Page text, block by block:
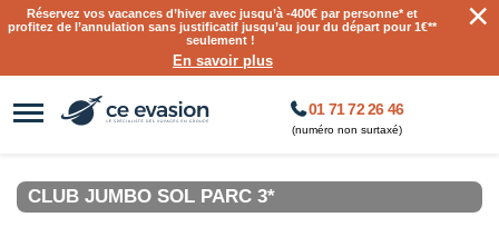
Réservez vos vacances d’hiver avec jusqu’à-400€ par personne* et
profitez de l’annulation sans justificatif jusqu’au jour du départ pour 1€**
seulement !
En savoir plus
×
01 71 72 26 46
(numéro non surtaxé)
CLUB JUMBO SOL PARC 3*